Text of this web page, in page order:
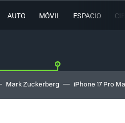
AUTO MÓVIL ESPACIO
Mark Zuckerberg iPhone 17 Pro